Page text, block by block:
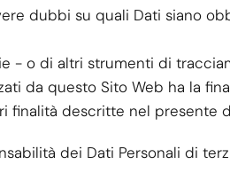
dubbi su quali Dati siano
- o di altri strumenti di
da questo Sito Web ha la
finalità descritte nel presente
dei Dati Personali di